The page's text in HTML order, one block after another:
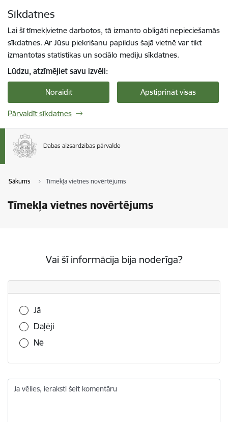
Sīkdatnes
Lai šī tīmekļvietne darbotos, tā izmanto obligāti nepieciešamās
sīkdatnes. Ar Jūsu piekrišanu papildus šajā vietnē var tikt
izmantotas statistikas un sociālo mediju sīkdatnes.
Lūdzu, atzīmējiet savu izvēli:
Noraidīt Apstiprināt visas
Pārvaldīt sīkdatnes
Sākums Tīmekļa vietnes novērtējums
Tīmekļa vietnes novērtējums
Vai šī informācija bija noderīga?
Vai šī informācija bija noderīga?
Jā
Daļēji
Nē
Ja vēlies, ieraksti šeit komentāru